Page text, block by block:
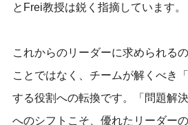
とFrei教授は鋭く指摘しています。
これからのリーダーに求められる
ことではなく、チームが解くべき
する役割への転換です。「問題解
へのシフトこそ、優れたリーダー